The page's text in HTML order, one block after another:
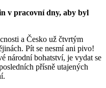
v pracovní dny, aby byl
a Česko už čtvrtým
Pít se nesmí ani pivo!
národní bohatství, je vydat se
přísně utajených